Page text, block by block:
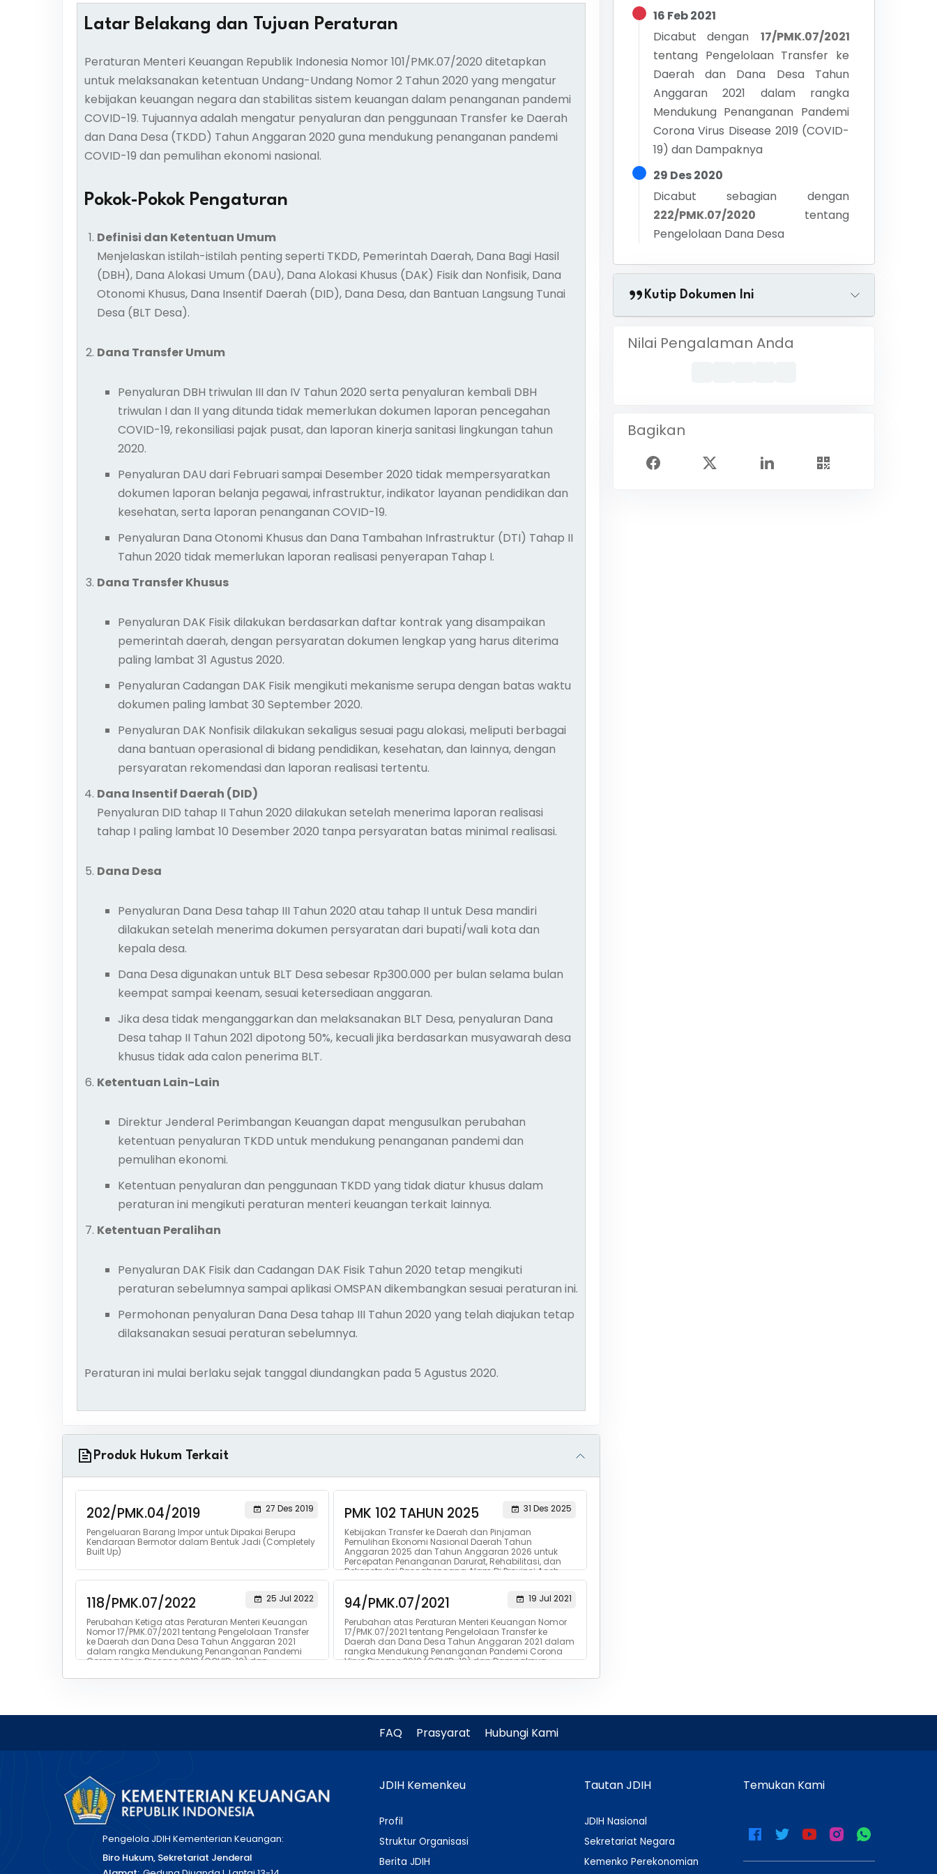
Latar Belakang dan Tujuan Peraturan
Peraturan Menteri Keuangan Republik Indonesia Nomor 101/PMK.07/2020 ditetapkan
untuk melaksanakan ketentuan Undang-Undang Nomor 2 Tahun 2020 yang mengatur
kebijakan keuangan negara dan stabilitas sistem keuangan dalam penanganan pandemi
COVID-19. Tujuannya adalah mengatur penyaluran dan penggunaan Transfer ke Daerah
dan Dana Desa (TKDD) Tahun Anggaran 2020 guna mendukung penanganan pandemi
COVID-19 dan pemulihan ekonomi nasional.
Pokok-Pokok Pengaturan
Definisi dan Ketentuan Umum
Menjelaskan istilah-istilah penting seperti TKDD, Pemerintah Daerah, Dana Bagi Hasil
(DBH), Dana Alokasi Umum (DAU), Dana Alokasi Khusus (DAK) Fisik dan Nonfisik, Dana
Otonomi Khusus, Dana Insentif Daerah (DID), Dana Desa, dan Bantuan Langsung Tunai
Desa (BLT Desa).
Dana Transfer Umum
Penyaluran DBH triwulan III dan IV Tahun 2020 serta penyaluran kembali DBH
triwulan I dan II yang ditunda tidak memerlukan dokumen laporan pencegahan
COVID-19, rekonsiliasi pajak pusat, dan laporan kinerja sanitasi lingkungan tahun
2020.
Penyaluran DAU dari Februari sampai Desember 2020 tidak mempersyaratkan
dokumen laporan belanja pegawai, infrastruktur, indikator layanan pendidikan dan
kesehatan, serta laporan penanganan COVID-19.
Penyaluran Dana Otonomi Khusus dan Dana Tambahan Infrastruktur (DTI) Tahap II
Tahun 2020 tidak memerlukan laporan realisasi penyerapan Tahap I.
Dana Transfer Khusus
Penyaluran DAK Fisik dilakukan berdasarkan daftar kontrak yang disampaikan
pemerintah daerah, dengan persyaratan dokumen lengkap yang harus diterima
paling lambat 31 Agustus 2020.
Penyaluran Cadangan DAK Fisik mengikuti mekanisme serupa dengan batas waktu
dokumen paling lambat 30 September 2020.
Penyaluran DAK Nonfisik dilakukan sekaligus sesuai pagu alokasi, meliputi berbagai
dana bantuan operasional di bidang pendidikan, kesehatan, dan lainnya, dengan
persyaratan rekomendasi dan laporan realisasi tertentu.
Dana Insentif Daerah (DID)
Penyaluran DID tahap II Tahun 2020 dilakukan setelah menerima laporan realisasi
tahap I paling lambat 10 Desember 2020 tanpa persyaratan batas minimal realisasi.
Dana Desa
Penyaluran Dana Desa tahap III Tahun 2020 atau tahap II untuk Desa mandiri
dilakukan setelah menerima dokumen persyaratan dari bupati/wali kota dan
kepala desa.
Dana Desa digunakan untuk BLT Desa sebesar Rp300.000 per bulan selama bulan
keempat sampai keenam, sesuai ketersediaan anggaran.
Jika desa tidak menganggarkan dan melaksanakan BLT Desa, penyaluran Dana
Desa tahap II Tahun 2021 dipotong 50%, kecuali jika berdasarkan musyawarah desa
khusus tidak ada calon penerima BLT.
Ketentuan Lain-Lain
Direktur Jenderal Perimbangan Keuangan dapat mengusulkan perubahan
ketentuan penyaluran TKDD untuk mendukung penanganan pandemi dan
pemulihan ekonomi.
Ketentuan penyaluran dan penggunaan TKDD yang tidak diatur khusus dalam
peraturan ini mengikuti peraturan menteri keuangan terkait lainnya.
Ketentuan Peralihan
Penyaluran DAK Fisik dan Cadangan DAK Fisik Tahun 2020 tetap mengikuti
peraturan sebelumnya sampai aplikasi OMSPAN dikembangkan sesuai peraturan ini.
Permohonan penyaluran Dana Desa tahap III Tahun 2020 yang telah diajukan tetap
dilaksanakan sesuai peraturan sebelumnya.
Peraturan ini mulai berlaku sejak tanggal diundangkan pada 5 Agustus 2020.
Produk Hukum Terkait
202/PMK.04/2019
27 Des 2019
Pengeluaran Barang Impor untuk Dipakai Berupa
Kendaraan Bermotor dalam Bentuk Jadi (Completely
Built Up)
PMK 102 TAHUN 2025
31 Des 2025
Kebijakan Transfer ke Daerah dan Pinjaman
Pemulihan Ekonomi Nasional Daerah Tahun
Anggaran 2025 dan Tahun Anggaran 2026 untuk
Percepatan Penanganan Darurat, Rehabilitasi, dan
Rekonstruksi Pascabencana Alam Di Provinsi Aceh,
Provin...
118/PMK.07/2022
25 Jul 2022
Perubahan Ketiga atas Peraturan Menteri Keuangan
Nomor 17/PMK.07/2021 tentang Pengelolaan Transfer
ke Daerah dan Dana Desa Tahun Anggaran 2021
dalam rangka Mendukung Penanganan Pandemi
Corona Virus Disease 2019 (COVID-19) dan
94/PMK.07/2021
19 Jul 2021
Perubahan atas Peraturan Menteri Keuangan Nomor
17/PMK.07/2021 tentang Pengelolaan Transfer ke
Daerah dan Dana Desa Tahun Anggaran 2021 dalam
rangka Mendukung Penanganan Pandemi Corona
Virus Disease 2019 (COVID-19) dan Dampaknya
16 Feb 2021
Dicabut dengan
17/PMK.07/2021
tentang Pengelolaan Transfer ke
Daerah dan Dana Desa Tahun
Anggaran 2021 dalam rangka
Mendukung Penanganan Pandemi
Corona Virus Disease 2019 (COVID-
19) dan Dampaknya
29 Des 2020
Dicabut sebagian dengan
222/PMK.07/2020
tentang
Pengelolaan Dana Desa
Kutip Dokumen Ini
Nilai Pengalaman Anda
Bagikan
FAQ Prasyarat Hubungi Kami
Pengelola JDIH Kementerian Keuangan:
Biro Hukum, Sekretariat Jenderal
JDIH Kemenkeu
Profil
Struktur Organisasi
Berita JDIH
Tautan JDIH
JDIH Nasional
Sekretariat Negara
Kemenko Perekonomian
Temukan Kami